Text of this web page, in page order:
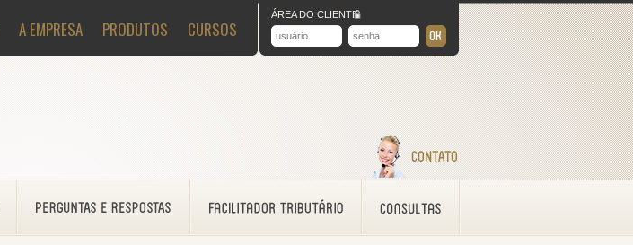
A EMPRESA PRODUTOS CURSOS
ÁREA DO CLIENTE